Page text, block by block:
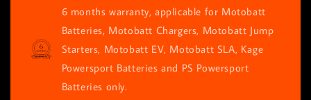
6 months warranty, applicable for Motobatt
Batteries, Motobatt Chargers, Motobatt Jump
Starters, Motobatt EV, Motobatt SLA, Kage
Powersport Batteries and PS Powersport
Batteries only.